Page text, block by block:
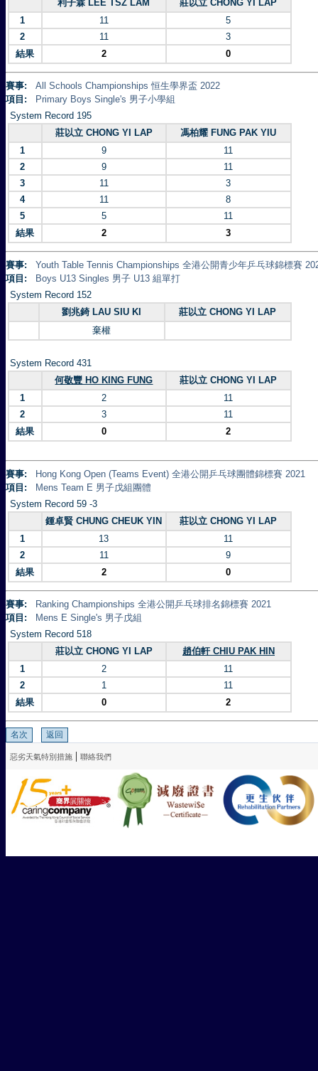
利子霖 LEE TSZ LAM
莊以立 CHONG YI LAP
1
11
5
2
11
3
結果
2 0
賽事:
All Schools Championships 恒生學界盃 2022
項目:
Primary Boys Single's 男子小學組
System Record 195
莊以立 CHONG YI LAP
馮柏耀 FUNG PAK YIU
1
9
11
2
9
11
3
11
3
4
11
8
5
5
11
結果
2 3
賽事:
Youth Table Tennis Championships 全港公開青少年乒乓球錦標賽
項目:
Boys U13 Singles 男子 U13 組單打
System Record 152
劉兆錡 LAU SIU KI
莊以立 CHONG YI LAP
棄權
System Record 431
何敬豐 HO KING FUNG
莊以立 CHONG YI LAP
1
2
11
2
3
11
結果
0 2
賽事:
Hong Kong Open (Teams Event) 全港公開乒乓球團體錦標賽 2021
項目:
Mens Team E 男子戊組團體
System Record 59 -3
鍾卓賢 CHUNG CHEUK YIN
莊以立 CHONG YI LAP
1
13
11
2
11
9
結果
2 0
賽事:
Ranking Championships 全港公開乒乓球排名錦標賽 2021
項目:
Mens E Single's 男子戊組
System Record 518
莊以立 CHONG YI LAP
趙伯軒 CHIU PAK HIN
1
2
11
2
1
11
結果
0 2